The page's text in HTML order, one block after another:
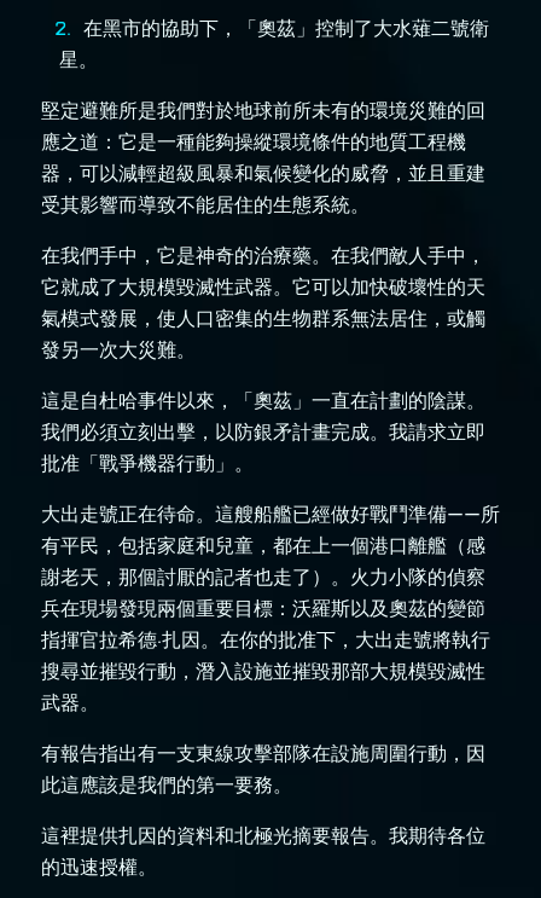
在黑市的協助下，「奧茲」控制了大水薙二號衛
星。
堅定避難所是我們對於地球前所未有的環境災難的回
應之道：它是一種能夠操縱環境條件的地質工程機
器，可以減輕超級風暴和氣候變化的威脅，並且重建
受其影響而導致不能居住的生態系統。
在我們手中，它是神奇的治療藥。在我們敵人手中，
它就成了大規模毀滅性武器。它可以加快破壞性的天
氣模式發展，使人口密集的生物群系無法居住，或觸
發另一次大災難。
這是自杜哈事件以來，「奧茲」一直在計劃的陰謀。
我們必須立刻出擊，以防銀矛計畫完成。我請求立即
批准「戰爭機器行動」。
大出走號正在待命。這艘船艦已經做好戰鬥準備——所
有平民，包括家庭和兒童，都在上一個港口離艦（感
謝老天，那個討厭的記者也走了）。火力小隊的偵察
兵在現場發現兩個重要目標：沃羅斯以及奧茲的變節
指揮官拉希德·扎因。在你的批准下，大出走號將執行
搜尋並摧毀行動，潛入設施並摧毀那部大規模毀滅性
武器。
有報告指出有一支東線攻擊部隊在設施周圍行動，因
此這應該是我們的第一要務。
這裡提供扎因的資料和北極光摘要報告。我期待各位
的迅速授權。